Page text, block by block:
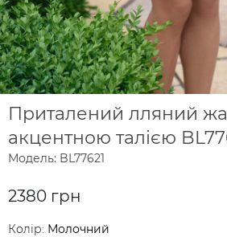
Приталений лляний
акцентною талією
Модель: BL77621
2380 грн
Колір: Молочний